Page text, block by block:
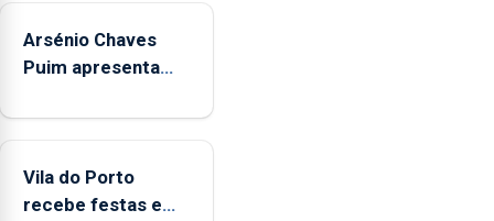
durante
o
de
entre
as
Arsénio Chaves
Puim apresenta
de Vila do Porto
Vila do Porto
recebe festas em